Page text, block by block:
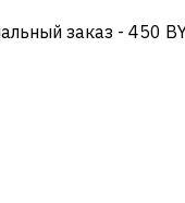
заказ - 450